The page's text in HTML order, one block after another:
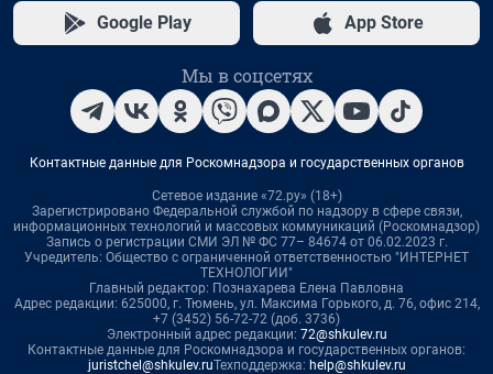
Google Play App Store
Мы в соцсетях
Контактные данные для Роскомнадзора и государственных органов
Сетевое издание «72.ру» (18+)
Зарегистрировано Федеральной службой по надзору в сфере связи,
информационных технологий и массовых коммуникаций (Роскомнадзор)
Запись о регистрации СМИ ЭЛ № ФС 77– 84674 от 06.02.2023 г.
Учредитель: Общество с ограниченной ответственностью "ИНТЕРНЕТ
ТЕХНОЛОГИИ"
Главный редактор: Познахарева Елена Павловна
Адрес редакции: 625000, г. Тюмень, ул. Максима Горького, д. 76, офис 214,
+7 (3452) 56-72-72 (доб. 3736)
Электронный адрес редакции: 72@shkulev.ru
Контактные данные для Роскомнадзора и государственных органов:
juristchel@shkulev.ruТехподдержка: help@shkulev.ru